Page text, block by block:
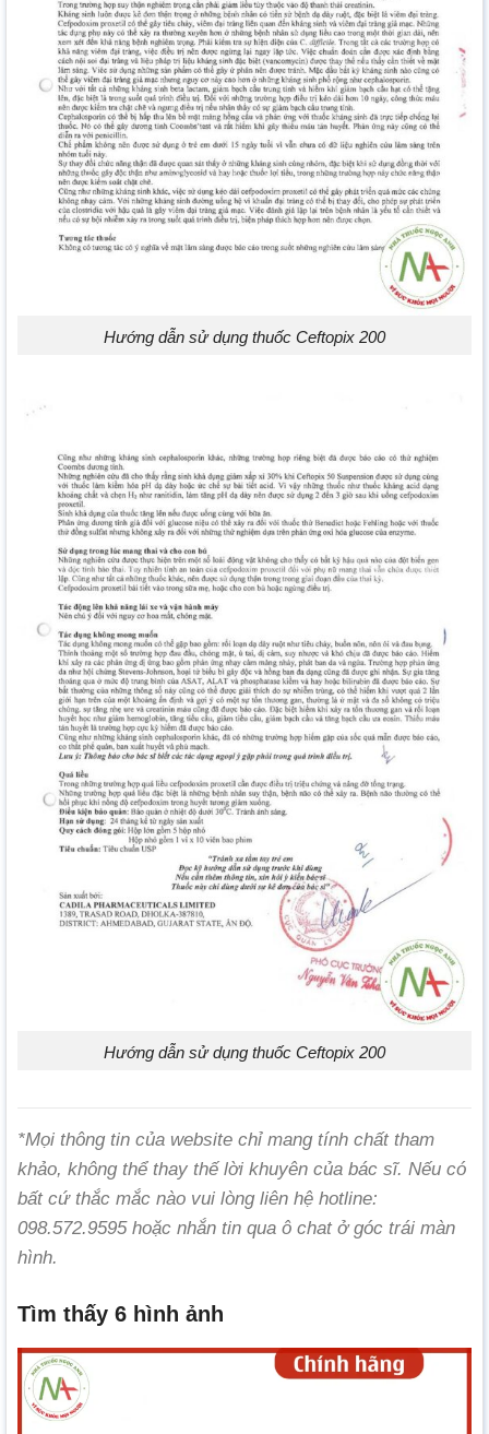
Hướng dẫn sử dụng thuốc Ceftopix 200
Hướng dẫn sử dụng thuốc Ceftopix 200
*Mọi thông tin của website chỉ mang tính chất tham
khảo, không thể thay thế lời khuyên của bác sĩ. Nếu có
bất cứ thắc mắc nào vui lòng liên hệ hotline:
098.572.9595 hoặc nhắn tin qua ô chat ở góc trái màn
hình.
Tìm thấy 6 hình ảnh